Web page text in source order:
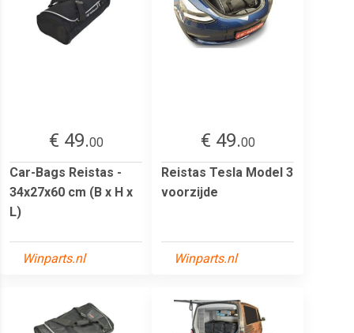
€ 49.00
Car-Bags Reistas -
34x27x60 cm (B x H x
L)
Winparts.nl
€ 49.00
Reistas Tesla Model 3
voorzijde
Winparts.nl